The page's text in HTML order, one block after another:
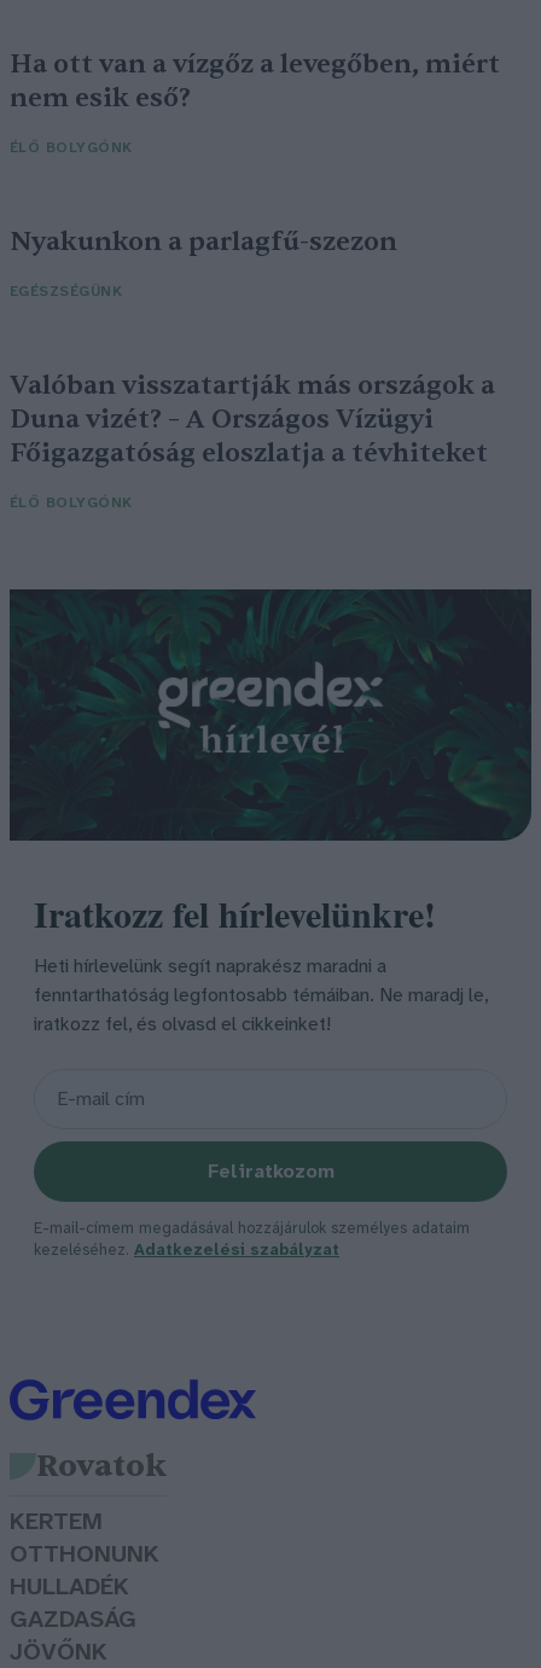
Ha ott van a vízgőz a levegőben, miért
nem esik eső?
ÉLŐ BOLYGÓNK
Nyakunkon a parlagfű-szezon
EGÉSZSÉGÜNK
Valóban visszatartják más országok a
Duna vizét? – A Országos Vízügyi
Főigazgatóság eloszlatja a tévhiteket
ÉLŐ BOLYGÓNK
Iratkozz fel hírlevelünkre!
Heti hírlevelünk segít naprakész maradni a
fenntarthatóság legfontosabb témáiban. Ne maradj le,
iratkozz fel, és olvasd el cikkeinket!
Feliratkozom
E-mail-címem megadásával hozzájárulok személyes adataim
kezeléséhez. Adatkezelési szabályzat
Rovatok
KERTEM
OTTHONUNK
HULLADÉK
GAZDASÁG
JÖVŐNK